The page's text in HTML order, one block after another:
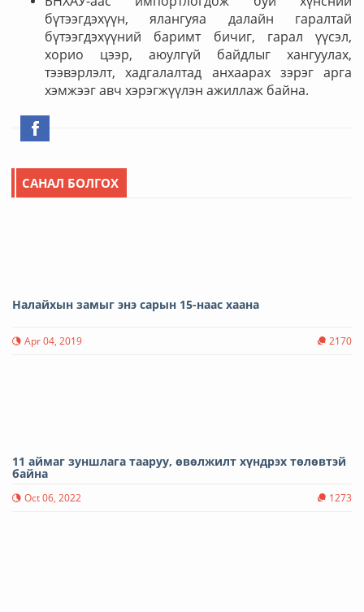
бүтээгдэхүүн, ялангуяа далайн гаралтай
бүтээгдэхүүний баримт бичиг, гарал үүсэл,
хорио цээр, аюулгүй байдлыг хангуулах,
тээвэрлэлт, хадгалалтад анхаарах зэрэг арга
хэмжээг авч хэрэгжүүлэн ажиллаж байна.
САНАЛ БОЛГОХ
Налайхын замыг энэ сарын 15-наас хаана
Apr 04, 2019 2170
11 аймаг зуншлага тааруу, өвөлжилт хүндрэх төлөвтэй
байна
Oct 06, 2022 1273